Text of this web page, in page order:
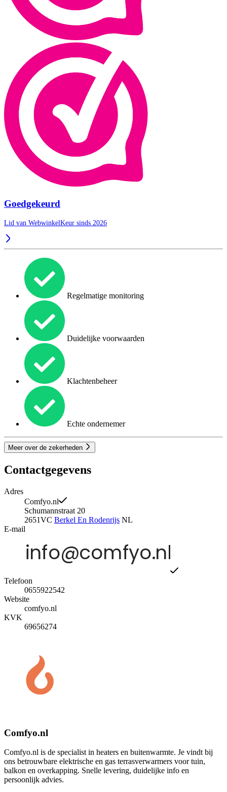
Goedgekeurd
Lid van WebwinkelKeur sinds 2026
Regelmatige monitoring
Duidelijke voorwaarden
Klachtenbeheer
Echte ondernemer
Meer over de zekerheden
Contactgegevens
Adres
Comfyo.nl
Schumannstraat 20
2651VC Berkel En Rodenrijs NL
E-mail
Telefoon
0655922542
Website
comfyo.nl
KVK
69656274
Comfyo.nl
Comfyo.nl is de specialist in heaters en buitenwarmte. Je vindt bij
ons betrouwbare elektrische en gas terrasverwarmers voor tuin,
balkon en overkapping. Snelle levering, duidelijke info en
persoonlijk advies.